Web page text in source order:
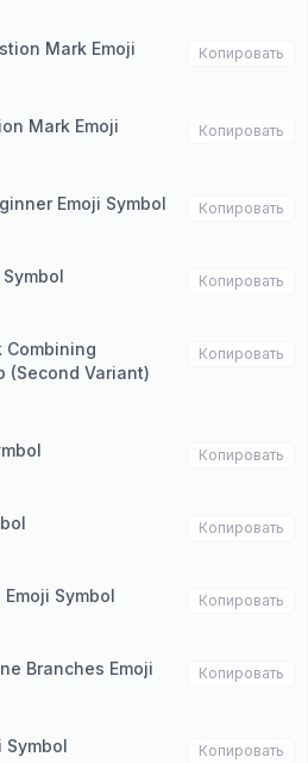
Mark Emoji
Копировать
Mark Emoji
Копировать
Emoji Symbol Копировать
Копировать
Combining
(Second Variant)
Копировать
Копировать
Копировать
Symbol Копировать
Branches Emoji
Копировать
Symbol Копировать